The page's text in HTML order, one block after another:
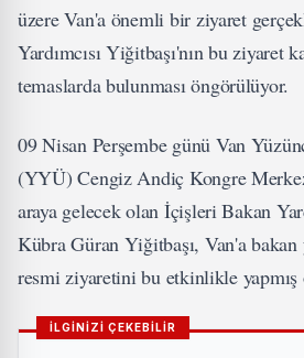
üzere Van'a önemli bir ziyaret
Yardımcısı Yiğitbaşı'nın bu ziyaret
temaslarda bulunması öngörülüyor.
09 Nisan Perşembe günü Van
(YYÜ) Cengiz Andiç Kongre
araya gelecek olan İçişleri Bakan
Kübra Güran Yiğitbaşı, Van'a bakan
resmi ziyaretini bu etkinlikle yapmış
İLGİNİZİ ÇEKEBİLİR